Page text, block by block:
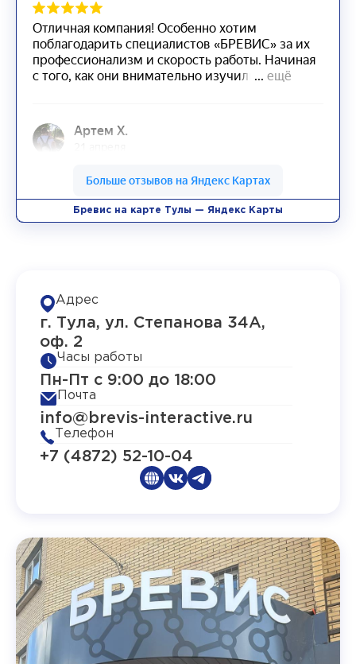
Бревис на карте Тулы — Яндекс Карты
Адрес
г. Тула, ул. Степанова 34А,
оф. 2
Часы работы
Пн-Пт с 9:00 до 18:00
Почта
info@brevis-interactive.ru
Телефон
+7 (4872) 52-10-04